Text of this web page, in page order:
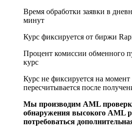
Время обработки заявки в
минут
Курс фиксируется от биржи
Процент комиссии обменного
курс
Курс не фиксируется на момент
пересчитывается после
Мы производим AML
обнаружения высокого AML
потребоваться